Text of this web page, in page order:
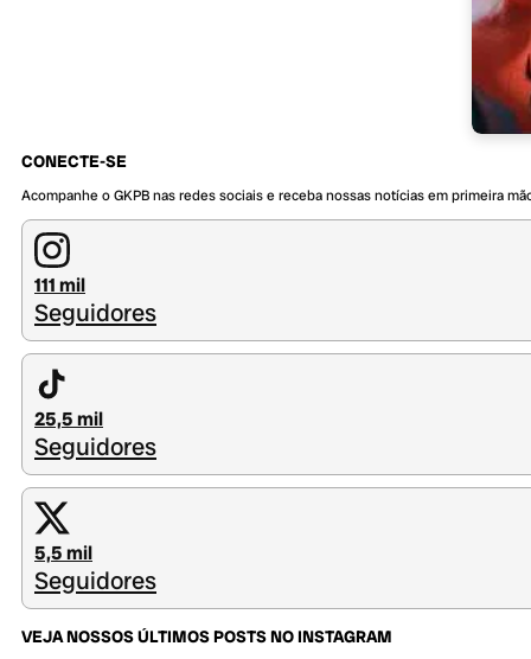
CONECTE-SE
Acompanhe o GKPB nas redes sociais e receba nossas notícias em primeira
111 mil
Seguidores
25,5 mil
Seguidores
5,5 mil
Seguidores
VEJA NOSSOS ÚLTIMOS POSTS NO INSTAGRAM